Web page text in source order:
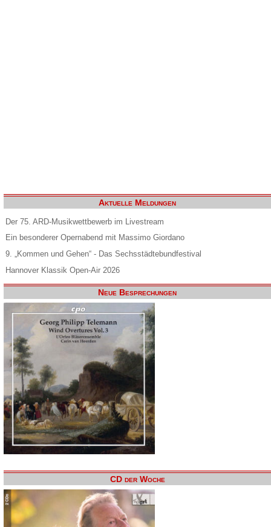
Aktuelle Meldungen
Der 75. ARD-Musikwettbewerb im Livestream
Ein besonderer Opernabend mit Massimo Giordano
9. „Kommen und Gehen“ - Das Sechsstädtebundfestival
Hannover Klassik Open-Air 2026
Neue Besprechungen
CD der Woche